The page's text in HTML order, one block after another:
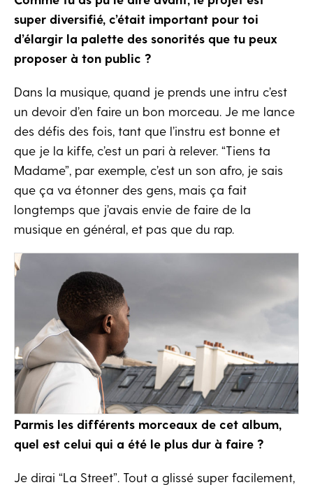
super diversifié, c’était important pour toi
d’élargir la palette des sonorités que tu peux
proposer à ton public ?
Dans la musique, quand je prends une intru c’est
un devoir d’en faire un bon morceau. Je me lance
des défis des fois, tant que l’instru est bonne et
que je la kiffe, c’est un pari à relever. “Tiens ta
Madame”, par exemple, c’est un son afro, je sais
que ça va étonner des gens, mais ça fait
longtemps que j’avais envie de faire de la
musique en général, et pas que du rap.
Parmis les différents morceaux de cet album,
quel est celui qui a été le plus dur à faire ?
Je dirai “La Street”. Tout a glissé super facilement,